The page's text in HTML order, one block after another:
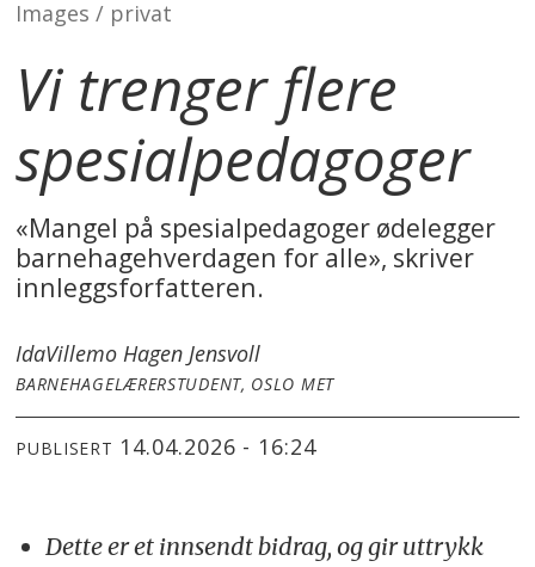
Images / privat
Vi trenger flere
spesialpedagoger
«Mangel på spesialpedagoger ødelegger
barnehagehverdagen for alle», skriver
innleggsforfatteren.
IdaVillemo Hagen Jensvoll
BARNEHAGELÆRERSTUDENT, OSLO MET
PUBLISERT 14.04.2026 - 16:24
Dette er et innsendt bidrag, og gir uttrykk